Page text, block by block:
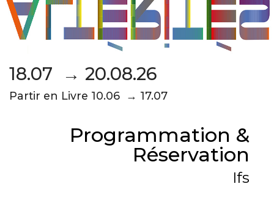
18.07 → 20.08.26
Partir en Livre 10.06 → 17.07
Programmation &
Réservation
Ifs